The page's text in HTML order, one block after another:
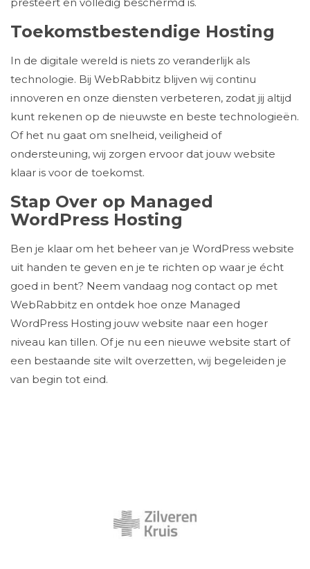
Toekomstbestendige Hosting
In de digitale wereld is niets zo veranderlijk als
technologie. Bij WebRabbitz blijven wij continu
innoveren en onze diensten verbeteren, zodat jij altijd
kunt rekenen op de nieuwste en beste technologieën.
Of het nu gaat om snelheid, veiligheid of
ondersteuning, wij zorgen ervoor dat jouw website
klaar is voor de toekomst.
Stap Over op Managed
WordPress Hosting
Ben je klaar om het beheer van je WordPress website
uit handen te geven en je te richten op waar je écht
goed in bent? Neem vandaag nog contact op met
WebRabbitz en ontdek hoe onze Managed
WordPress Hosting jouw website naar een hoger
niveau kan tillen. Of je nu een nieuwe website start of
een bestaande site wilt overzetten, wij begeleiden je
van begin tot eind.